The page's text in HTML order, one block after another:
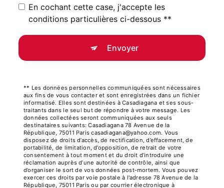
En cochant cette case, j'accepte les
conditions particulières ci-dessous **
Envoyer
** Les données personnelles communiquées sont nécessaires
aux fins de vous contacter et sont enregistrées dans un fichier
informatisé. Elles sont destinées à Casadiagana et ses sous-
traitants dans le seul but de répondre à votre message. Les
données collectées seront communiquées aux seuls
destinataires suivants: Casadiagana 78 Avenue de la
République, 75011 Paris casadiagana@yahoo.com. Vous
disposez de droits d’accès, de rectification, d’effacement, de
portabilité, de limitation, d’opposition, de retrait de votre
consentement à tout moment et du droit d’introduire une
réclamation auprès d’une autorité de contrôle, ainsi que
d’organiser le sort de vos données post-mortem. Vous pouvez
exercer ces droits par voie postale à l'adresse 78 Avenue de la
République, 75011 Paris ou par courrier électronique à